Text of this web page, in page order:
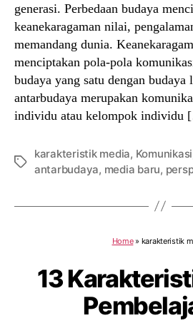
generasi. Perbedaan budaya
keanekaragaman nilai,
memandang dunia.
menciptakan pola-pola
budaya yang satu dengan
antarbudaya merupakan
individu atau kelompok individu
Tags
karakteristik media, Komunikasi
antarbudaya, media baru,
Home» karakteristik
13